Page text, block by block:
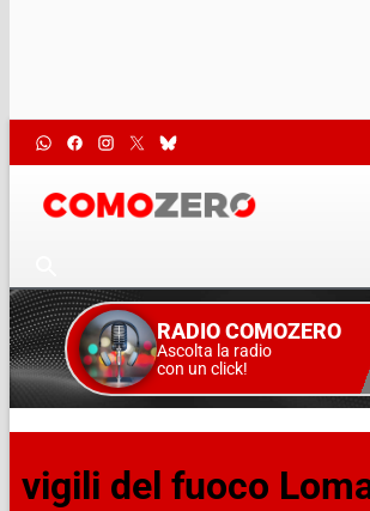
RADIO COMOZERO
Ascolta la radio
con un click!
vigili del fuoco